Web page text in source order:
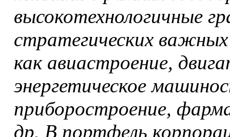
высокотехнологичные
стратегических
как авиастроение,
энергетическое
приборостроение,
др. В портфель